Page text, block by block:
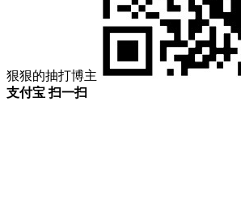
狠狠的抽打博主
支付宝 扫一扫